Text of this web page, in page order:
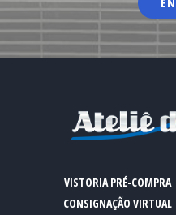
VISTORIA PRÉ-COMPRA
CONSIGNAÇÃO VIRTUAL